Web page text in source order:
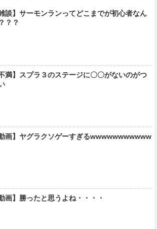
雑談】サーモンランってどこまでが初心者なん
？？
不満】スプラ３のステージに〇〇がないのがつ
動画】ヤグラクソゲーすぎるwwwwwwwwwww
動画】勝ったと思うよね・・・・